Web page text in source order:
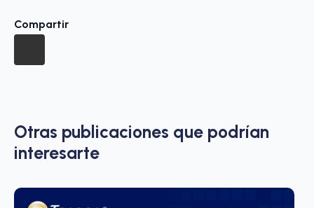
Compartir
Otras publicaciones que podrían
interesarte